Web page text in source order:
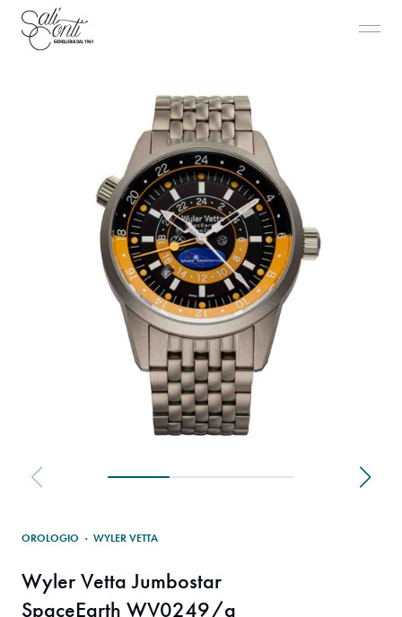
OROLOGIO · WYLER VETTA
Wyler Vetta Jumbostar
SpaceEarth WV0249/a